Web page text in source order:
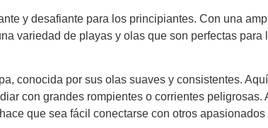
y desafiante para los principiantes. Con una
variedad de playas y olas que son perfectas para
conocida por sus olas suaves y consistentes.
con grandes rompientes o corrientes peligrosas.
que sea fácil conectarse con otros apasionados